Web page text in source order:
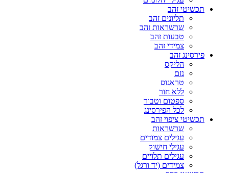
תכשיטי זהב
תליונים זהב
שרשראות זהב
טבעות זהב
צמידי זהב
פירסינג זהב
הליקס
נזם
טראגוס
ללא חור
ספטום וטבור
לכל הפירסינג
תכשיטי ציפוי זהב
שרשראות
עגילים צמודים
עגילי חישוק
עגילים תלויים
צמידים (יד ורגל)